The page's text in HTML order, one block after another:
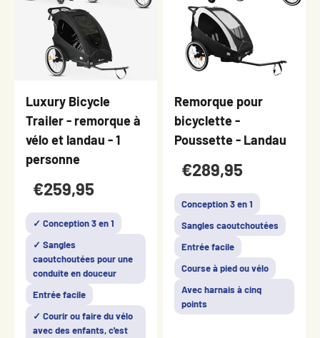
Luxury Bicycle
Trailer - remorque à
vélo et landau - 1
personne
€259,95
✓ Conception 3 en 1
✓ Sangles
caoutchoutées pour une
conduite en douceur
Entrée facile
✓ Courir ou faire du vélo
avec des enfants, c'est
Remorque pour
bicyclette -
Poussette - Landau
€289,95
Conception 3 en 1
Sangles caoutchoutées
Entrée facile
Course à pied ou vélo
Avec harnais à cinq
points